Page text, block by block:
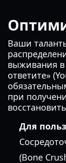
Ваши
выживания в
ответите»
при
Для
(Bone